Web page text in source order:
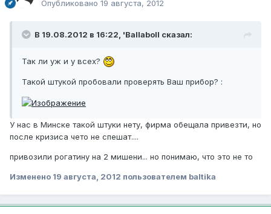
Опубликовано 19 августа, 2012
В 19.08.2012 в 16:22, 'Ballaboll сказал:
Так ли уж и у всех?
Такой штукой пробовали проверять Ваш прибор? :
У нас в Минске такой штуки нету, фирма обещала привезти, но
после кризиса чето не спешат....
привозили рогатину на 2 мишени... но понимаю, что это не то
Изменено 19 августа, 2012 пользователем baltika